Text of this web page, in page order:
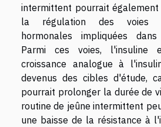
intermittent pourrait
la régulation des voies
hormonales impliquées
Parmi ces voies,
croissance analogue à
devenus des cibles d'étude,
pourrait prolonger la durée de
routine de jeûne intermittent
une baisse de la résistance à